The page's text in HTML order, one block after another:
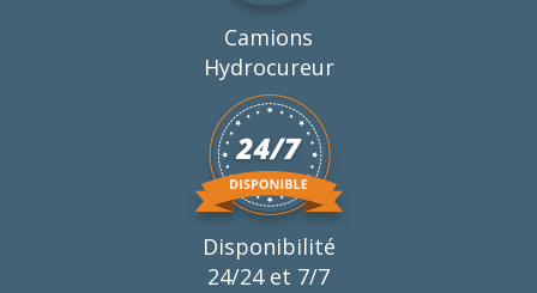
Camions
Hydrocureur
Disponibilité
24/24 et 7/7